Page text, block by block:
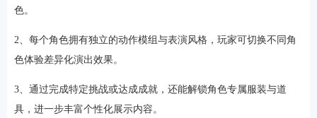
色。
2、每个角色拥有独立的动作模组与表演风格，玩家可切换不同角
色体验差异化演出效果。
3、通过完成特定挑战或达成成就，还能解锁角色专属服装与道
具，进一步丰富个性化展示内容。